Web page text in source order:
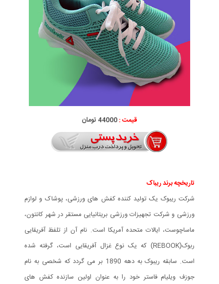
قیمت :44000 تومان
تاریخچه برند ریباک
شرکت ریبوک یک تولید کننده کفش های ورزشی، پوشاک و لوازم
ورزشی و شرکت تجهیزات ورزشی بریتانیایی مستقر در شهر کانتون،
ماساچوست، ایالات متحده آمریکا است. نام آن از تلفظ آفریقایی
ربوک(REBOOK) که یک نوع غزال آفریقایی است، گرفته شده
است. سابقه ریبوک به دهه 1890 بر می گردد که شخصی به نام
جوزف ویلیام فاستر خود را به عنوان اولین سازنده کفش های